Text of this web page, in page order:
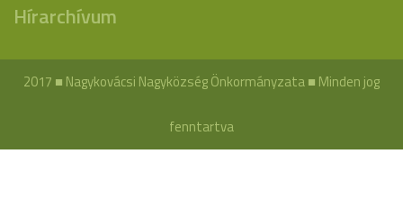
Hírarchívum
2017 ■ Nagykovácsi Nagyközség Önkormányzata ■ Minden jog
fenntartva